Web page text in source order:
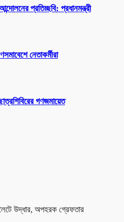
প্রতিচ্ছবি: প্রধানমন্ত্রী
নেতাকর্মীরা
গণজমায়েত
উদ্ধার, অপহরক গ্রেফতার